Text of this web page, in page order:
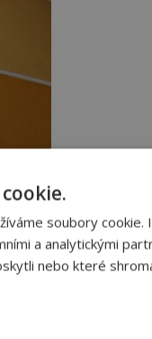
soubory cookie.
a analytickými
nebo které